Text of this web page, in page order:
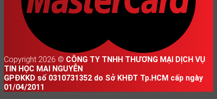
Copyright 2026 © CÔNG TY TNHH THƯƠNG MẠI DỊCH VỤ
TIN HỌC MAI NGUYỄN
GPĐKKD số 0310731352 do Sở KHĐT Tp.HCM cấp ngày
01/04/2011